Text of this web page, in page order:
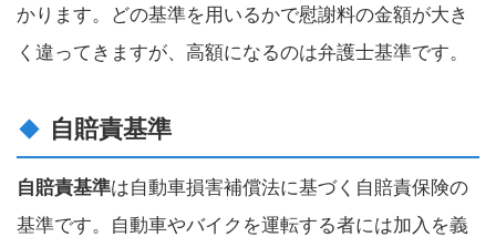
かります。どの基準を用いるかで慰謝料の金額が大き
く違ってきますが、高額になるのは弁護士基準です。
自賠責基準
自賠責基準は自動車損害補償法に基づく自賠責保険の
基準です。自動車やバイクを運転する者には加入を義